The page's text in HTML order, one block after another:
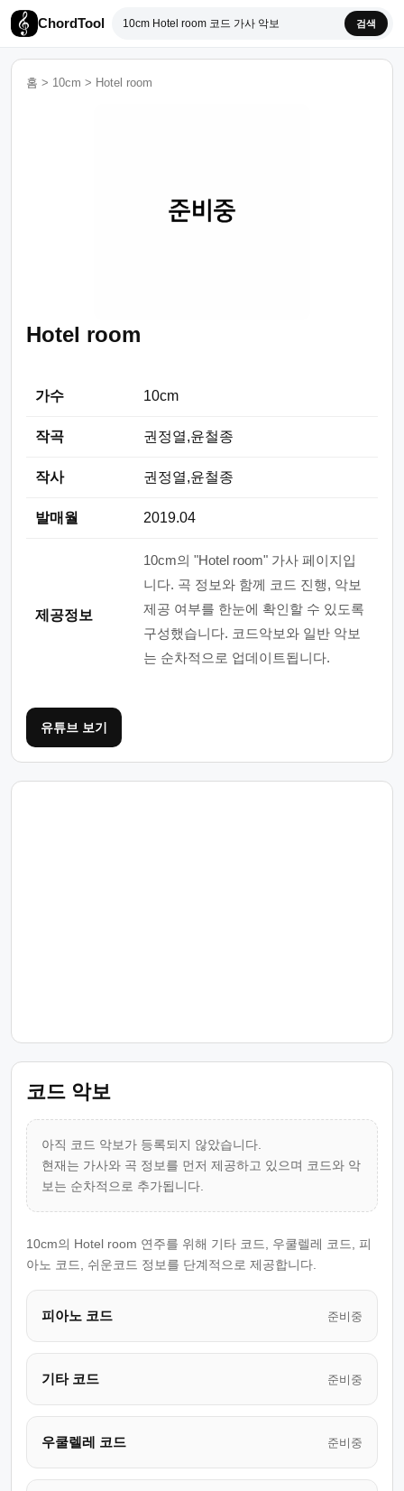
ChordTool 검색
홈 > 10cm > Hotel room
Hotel room
가수 10cm
작곡 권정열,윤철종
작사 권정열,윤철종
발매월 2019.04
제공정보
10cm의 "Hotel room" 가사 페이지입
니다. 곡 정보와 함께 코드 진행, 악보
제공 여부를 한눈에 확인할 수 있도록
구성했습니다. 코드악보와 일반 악보
는 순차적으로 업데이트됩니다.
유튜브 보기
코드 악보
아직 코드 악보가 등록되지 않았습니다.
현재는 가사와 곡 정보를 먼저 제공하고 있으며 코드와 악
보는 순차적으로 추가됩니다.
10cm의 Hotel room 연주를 위해 기타 코드, 우쿨렐레 코드, 피
아노 코드, 쉬운코드 정보를 단계적으로 제공합니다.
피아노 코드 준비중
기타 코드 준비중
우쿨렐레 코드 준비중